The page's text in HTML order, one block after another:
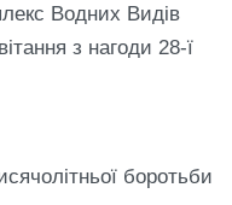
Водних Видів
з нагоди 28-ї
боротьби